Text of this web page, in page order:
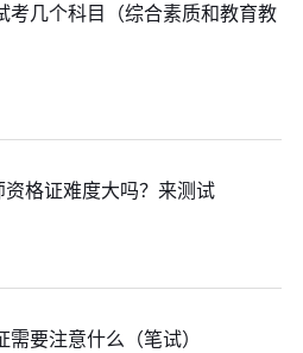
几个科目（综合素质和教育教
格证难度大吗？来测试
要注意什么（笔试）